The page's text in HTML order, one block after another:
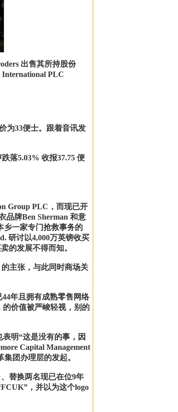
出售其所持股份
International PLC
为33便士。跟着音讯发
落5.03% 收报37.75 便
Group PLC，而现已开
品牌Ben Sherman 和意
乡一家专门抢救事务的
研讨以4,000万英镑收买
的发展不得而知。
主张，与此同时商场关
年且拥有成熟零售网络
价值被严峻轻视，别的
明“这是没有的事，因
Capital Management
团办理层的发起。
替换两名现已在位9年
，并以为这个logo